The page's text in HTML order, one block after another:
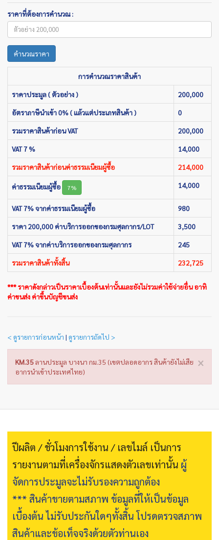
ราคาที่ต้องการคำนวณ :
คำนวณราคา
การคำนวณราคาสินค้า
ราคาประมูล ( ตัวอย่าง ) 200,000
อัตราภาษีนำเข้า 0% ( แล้วแต่ประเภทสินค้า ) 0
รวมราคาสินค้าก่อน VAT 200,000
VAT 7 % 14,000
รวมราคาสินค้าก่อนค่าธรรมเนียมผู้ซื้อ 214,000
ค่าธรรมเนียมผู้ซื้อ 7% 14,000
VAT 7% จากค่าธรรมเนียมผู้ซื้อ 980
ราคา 200,000 ค่าบริการออกของกรมศุลกากร/LOT 3,500
VAT 7% จากค่าบริการออกของกรมศุลกากร 245
รวมราคาสินค้าทั้งสิ้น 232,725
*** ราคาดังกล่าวเป็นราคาเบื้องต้นเท่านั้นและยังไม่รวมค่าใช้จ่ายอื่น อาทิ
ค่าขนส่ง ค่าขึ้นบัญชีขนส่ง
< ดูรายการก่อนหน้า | ดูรายการถัดไป >
×
KM.35ลานประมูล บางนา กม.35 (เขตปลอดอากร สินค้ายังไม่เสีย
อากรนำเข้าประเทศไทย)
ปีผลิต / ชั่วโมงการใช้งาน / เลขไมล์ เป็นการ
รายงานตามที่เครื่องจักรแสดงตัวเลขเท่านั้น ผู้
จัดการประมูลจะไม่รับรองความถูกต้อง
*** สินค้าขายตามสภาพ ข้อมูลที่ให้เป็นข้อมูล
เบื้องต้น ไม่รับประกันใดๆทั้งสิ้น โปรดตรวจสภาพ
สินค้าและข้อเท็จจริงด้วยตัวท่านเอง